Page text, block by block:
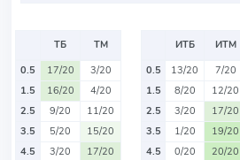
ТБ
ТМ
0.5
17/20
3/20
1.5
16/20
4/20
2.5
9/20
11/20
3.5
5/20
15/20
4.5
3/20
17/20
ИТБ
ИТМ
0.5
13/20
7/20
1.5
8/20
12/20
2.5
3/20
17/20
3.5
1/20
19/20
4.5
0/20 20/20